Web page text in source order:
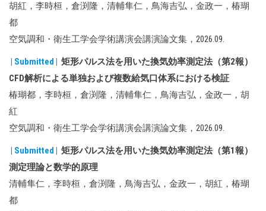
胡紅，李時桓，倉渕隆，清輔隼仁，鳥海吉弘，金政一，椿瑚
都
空気調和・衛生工学会学術講演会講演論文集，2026.09.
| Submitted | 矩形パルス法を用いた換気効率測定法（第2報）
CFD解析による単独および複数給気口体系における検証
椿瑚都，李時桓，倉渕隆，清輔隼仁，鳥海吉弘，金政一，胡
紅
空気調和・衛生工学会学術講演会講演論文集，2026.09.
| Submitted | 矩形パルス法を用いた換気効率測定法（第1報）
測定理論と数学的原理
清輔隼仁，李時桓，倉渕隆，鳥海吉弘，金政一，胡紅，椿瑚
都